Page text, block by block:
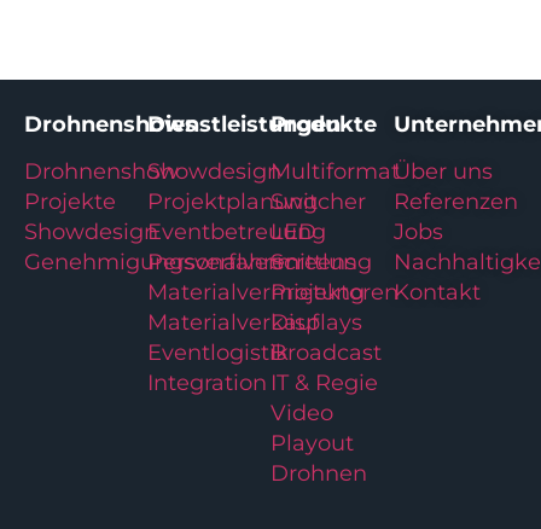
Drohnenshows
Drohnenshow
Projekte
Showdesign
Genehmigungsverfahren
Dienstleistungen
Showdesign
Projektplanung
Eventbetreuung
Personalvermittlung
Materialvermietung
Materialverkauf
Eventlogistik
Integration
Produkte
Multiformat
Switcher
LED
Screens
Projektoren
Displays
Broadcast
IT & Regie
Video
Playout
Drohnen
Über uns
Referenzen
Jobs
Kontakt